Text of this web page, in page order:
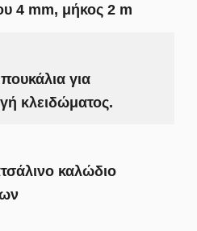
4 mm, μήκος 2 m
για
κλειδώματος.
καλώδιο